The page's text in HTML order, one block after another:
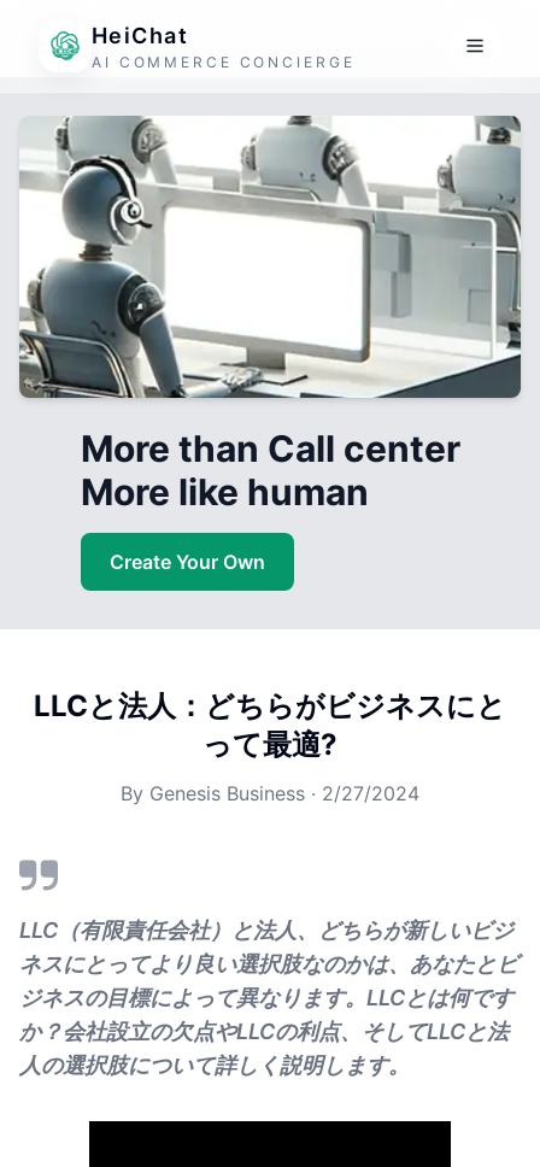
HeiChat
AI COMMERCE CONCIERGE
More than Call center
More like human
Create Your Own
LLCと法人：どちらがビジネスにと
って最適?
By Genesis Business · 2/27/2024
LLC（有限責任会社）と法人、どちらが新しいビジ
ネスにとってより良い選択肢なのかは、あなたとビ
ジネスの目標によって異なります。LLCとは何です
か？会社設立の欠点やLLCの利点、そしてLLCと法
人の選択肢について詳しく説明します。